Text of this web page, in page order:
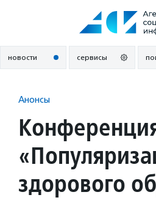
новости сервисы
Анонсы
здорового